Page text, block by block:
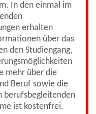
In den einmal im
erhalten
über das
den Studiengang,
mehr über die
Beruf sowie die
berufsbegleitenden
ist kostenfrei.